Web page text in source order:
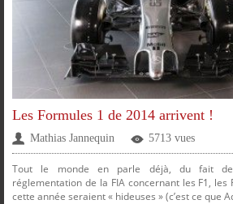
Les Formules 1 de 2014 arrivent !
Mathias Jannequin 5713 vues
Tout le monde en parle déjà, du fait
réglementation de la FIA concernant les F1, les
cette année seraient « hideuses » (c’est ce que